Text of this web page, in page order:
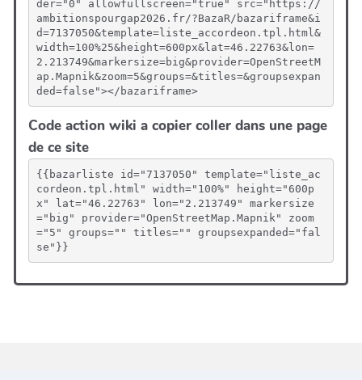
der="0" allowfullscreen="true" src="https://
ambitionspourgap2026.fr/?BazaR/bazariframe&i
d=7137050&template=liste_accordeon.tpl.html&
width=100%25&height=600px&lat=46.22763&lon=
2.213749&markersize=big&provider=OpenStreetM
ap.Mapnik&zoom=5&groups=&titles=&groupsexpan
ded=false"></bazariframe>
Code action wiki a copier coller dans une page
de ce site
{{bazarliste id="7137050" template="liste_ac
cordeon.tpl.html" width="100%" height="600p
x" lat="46.22763" lon="2.213749" markersize
="big" provider="OpenStreetMap.Mapnik" zoom
="5" groups="" titles="" groupsexpanded="fal
se"}}